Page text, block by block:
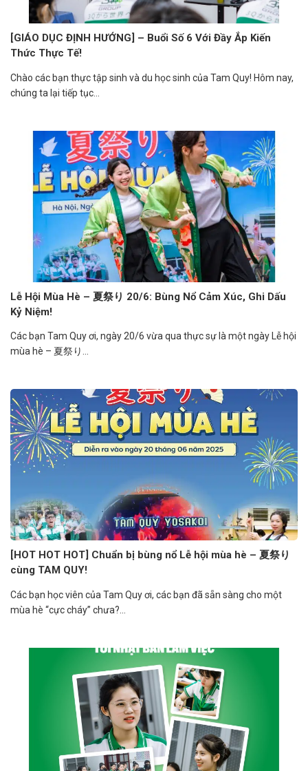
[GIÁO DỤC ĐỊNH HƯỚNG] – Buổi Số 6 Với Đầy Ắp Kiến
Thức Thực Tế!
Chào các bạn thực tập sinh và du học sinh của Tam Quy! Hôm nay,
chúng ta lại tiếp tục...
Lễ Hội Mùa Hè – 夏祭り 20/6: Bùng Nổ Cảm Xúc, Ghi Dấu
Kỷ Niệm!
Các bạn Tam Quy ơi, ngày 20/6 vừa qua thực sự là một ngày Lễ hội
mùa hè – 夏祭り...
[HOT HOT HOT] Chuẩn bị bùng nổ Lễ hội mùa hè – 夏祭り
cùng TAM QUY!
Các bạn học viên của Tam Quy ơi, các bạn đã sẵn sàng cho một
mùa hè “cực cháy” chưa?...